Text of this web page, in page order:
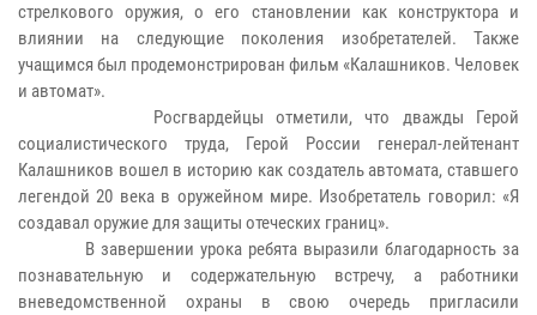
стрелкового оружия, о его становлении как конструктора и
влиянии на следующие поколения изобретателей. Также
учащимся был продемонстрирован фильм «Калашников. Человек
и автомат».
Росгвардейцы отметили, что дважды Герой
социалистического труда, Герой России генерал-лейтенант
Калашников вошел в историю как создатель автомата, ставшего
легендой 20 века в оружейном мире. Изобретатель говорил: «Я
создавал оружие для защиты отеческих границ».
В завершении урока ребята выразили благодарность за
познавательную и содержательную встречу, а работники
вневедомственной охраны в свою очередь пригласили